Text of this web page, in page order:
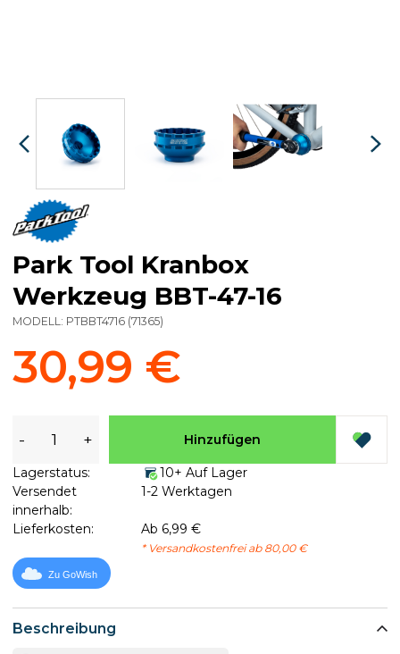
Beschreibung
Park Tool Kranbox
Werkzeug BBT-47-16
MODELL: PTBBT4716 (71365)
30,99 €
- + Hinzufügen
Lagerstatus:
10+ Auf Lager
Versendet
innerhalb:
1-2 Werktagen
Lieferkosten: Ab 6,99 €
* Versandkostenfrei ab 80,00 €
Zu GoWish